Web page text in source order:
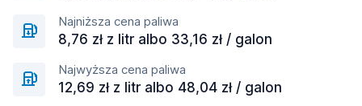
Najniższa cena paliwa
8,76 zł z litr albo 33,16 zł / galon
Najwyższa cena paliwa
12,69 zł z litr albo 48,04 zł / galon